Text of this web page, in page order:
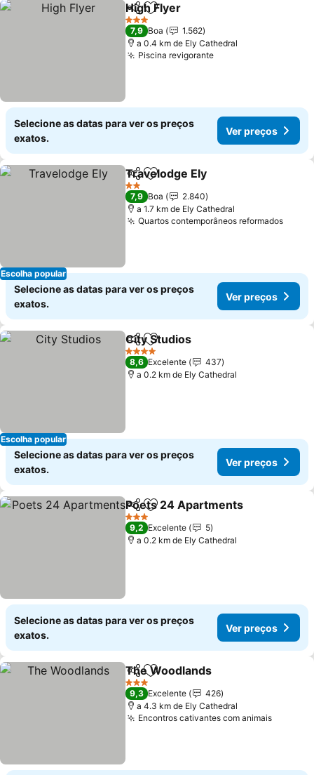
PartilharAdicionar aos favoritos
High Flyer
3 Estrelas
7,9 Boa
1.562
a 0.4 km de Ely Cathedral
Piscina revigoranteVer preços
Selecione as datas para ver os preços
exatos.
Ver preços
Escolha popular
PartilharAdicionar aos favoritos
Travelodge Ely
2 Estrelas
7,9 Boa
2.840
a 1.7 km de Ely Cathedral
Quartos contemporâneos reformadosVer
Selecione as datas para ver os preços
exatos.
Ver preços
Escolha popular
PartilharAdicionar aos favoritos
City Studios
4 Estrelas
8,6 Excelente
437
a 0.2 km de Ely Cathedral
Selecione as datas para ver os preços
exatos.
Ver preços
PartilharAdicionar aos favoritos
Poets 24 Apartments
3 Estrelas
9,2 Excelente
5
a 0.2 km de Ely Cathedral
Selecione as datas para ver os preços
exatos.
Ver preços
PartilharAdicionar aos favoritos
The Woodlands
3 Estrelas
9,3 Excelente
426
a 4.3 km de Ely Cathedral
Encontros cativantes com animaisVer